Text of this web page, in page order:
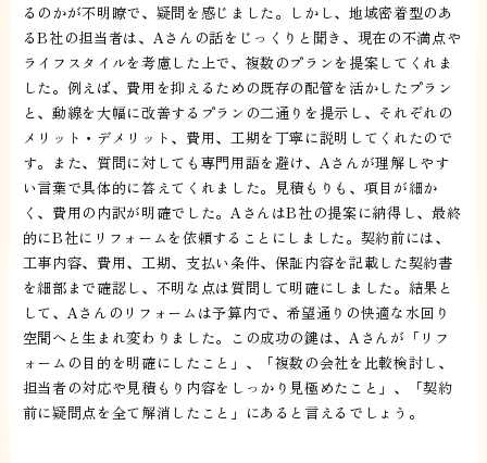
るのかが不明瞭で、疑問を感じました。しかし、地域密着型のあ
るB社の担当者は、Aさんの話をじっくりと聞き、現在の不満点や
ライフスタイルを考慮した上で、複数のプランを提案してくれま
した。例えば、費用を抑えるための既存の配管を活かしたプラン
と、動線を大幅に改善するプランの二通りを提示し、それぞれの
メリット・デメリット、費用、工期を丁寧に説明してくれたので
す。また、質問に対しても専門用語を避け、Aさんが理解しやす
い言葉で具体的に答えてくれました。見積もりも、項目が細か
く、費用の内訳が明確でした。AさんはB社の提案に納得し、最終
的にB社にリフォームを依頼することにしました。契約前には、
工事内容、費用、工期、支払い条件、保証内容を記載した契約書
を細部まで確認し、不明な点は質問して明確にしました。結果と
して、Aさんのリフォームは予算内で、希望通りの快適な水回り
空間へと生まれ変わりました。この成功の鍵は、Aさんが「リフ
ォームの目的を明確にしたこと」、「複数の会社を比較検討し、
担当者の対応や見積もり内容をしっかり見極めたこと」、「契約
前に疑問点を全て解消したこと」にあると言えるでしょう。